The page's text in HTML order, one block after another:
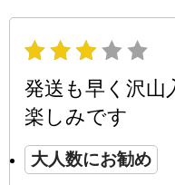
発送も早く沢山
楽しみです
大人数にお勧め